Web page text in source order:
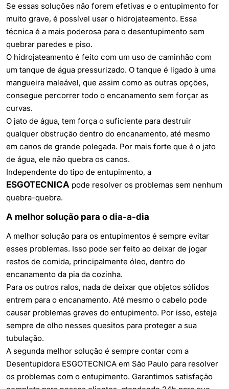
Se essas soluções não forem efetivas e o entupimento for
muito grave, é possível usar o hidrojateamento. Essa
técnica é a mais poderosa para o desentupimento sem
quebrar paredes e piso.
O hidrojateamento é feito com um uso de caminhão com
um tanque de água pressurizado. O tanque é ligado à uma
mangueira maleável, que assim como as outras opções,
consegue percorrer todo o encanamento sem forçar as
curvas.
O jato de água, tem força o suficiente para destruir
qualquer obstrução dentro do encanamento, até mesmo
em canos de grande polegada. Por mais forte que é o jato
de água, ele não quebra os canos.
Independente do tipo de entupimento, a
ESGOTECNICA pode resolver os problemas sem nenhum
quebra-quebra.
A melhor solução para o dia-a-dia
A melhor solução para os entupimentos é sempre evitar
esses problemas. Isso pode ser feito ao deixar de jogar
restos de comida, principalmente óleo, dentro do
encanamento da pia da cozinha.
Para os outros ralos, nada de deixar que objetos sólidos
entrem para o encanamento. Até mesmo o cabelo pode
causar problemas graves do entupimento. Por isso, esteja
sempre de olho nesses quesitos para proteger a sua
tubulação.
A segunda melhor solução é sempre contar com a
Desentupidora ESGOTECNICA em São Paulo para resolver
os problemas com o entupimento. Garantimos satisfação